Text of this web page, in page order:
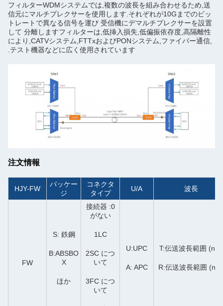
フィルターWDMシステムでは,複数の波長を組み合わせるため,送
信元にマルチプレクサーを使用します.それぞれが10Gまでのビッ
トレートで異なる信号を運び 受信機にデマルチプレクサーを設置
して 分離しますフィルターは,低挿入損失,低偏振依存度,高隔離性
により,CATVシステム,FTTxおよびPONシステム,ファイバー通信,
テスト機器などに広く使用されています.
注文情報
HJY-FW
パッケー
ジ
コネクタ
タイプ
U/A 波長
FW
S: 鉄鋼
B:ABSBO
X
ほか
0: 接続器
がない
1LC
2SC につ
いて
3FC につ
いて
U:UPC
A: APC
T:伝送波長範囲 (nm)
R:伝送波長範囲